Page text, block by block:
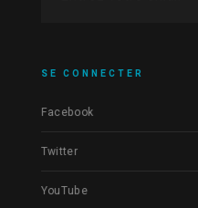
SE CONNECTER
Facebook
Twitter
YouTube